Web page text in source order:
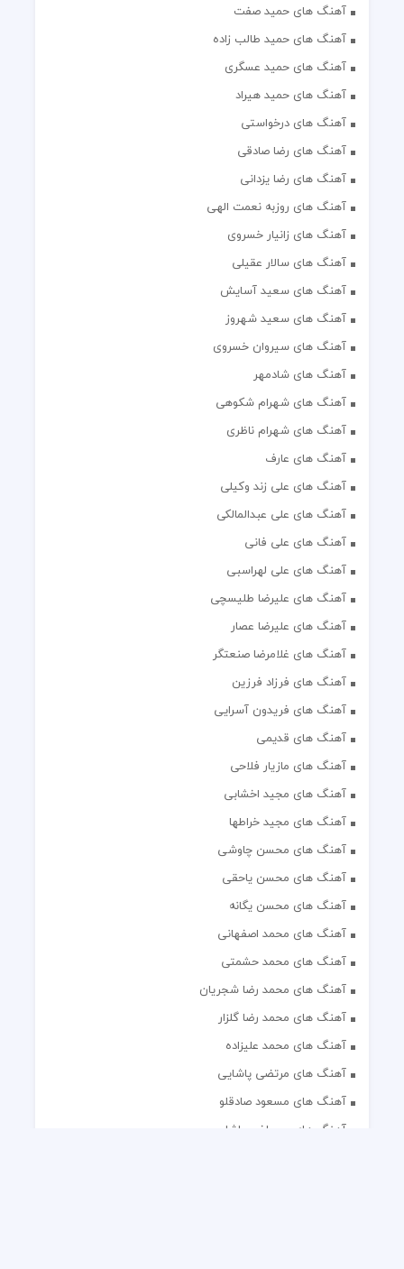
آهنگ های حمید صفت
آهنگ های حمید طالب زاده
آهنگ های حمید عسگری
آهنگ های حمید هیراد
آهنگ های درخواستی
آهنگ های رضا صادقی
آهنگ های رضا یزدانی
آهنگ های روزبه نعمت الهی
آهنگ های زانیار خسروی
آهنگ های سالار عقیلی
آهنگ های سعید آسایش
آهنگ های سعید شهروز
آهنگ های سیروان خسروی
آهنگ های شادمهر
آهنگ های شهرام شکوهی
آهنگ های شهرام ناظری
آهنگ های عارف
آهنگ های علی زند وکیلی
آهنگ های علی عبدالمالکی
آهنگ های علی فانی
آهنگ های علی لهراسبی
آهنگ های علیرضا طلیسچی
آهنگ های علیرضا عصار
آهنگ های غلامرضا صنعتگر
آهنگ های فرزاد فرزین
آهنگ های فریدون آسرایی
آهنگ های قدیمی
آهنگ های مازیار فلاحی
آهنگ های مجید اخشابی
آهنگ های مجید خراطها
آهنگ های محسن چاوشی
آهنگ های محسن یاحقی
آهنگ های محسن یگانه
آهنگ های محمد اصفهانی
آهنگ های محمد حشمتی
آهنگ های محمد رضا شجریان
آهنگ های محمد رضا گلزار
آهنگ های محمد علیزاده
آهنگ های مرتضی پاشایی
آهنگ های مسعود صادقلو
آهنگ های مصطفی پاشایی